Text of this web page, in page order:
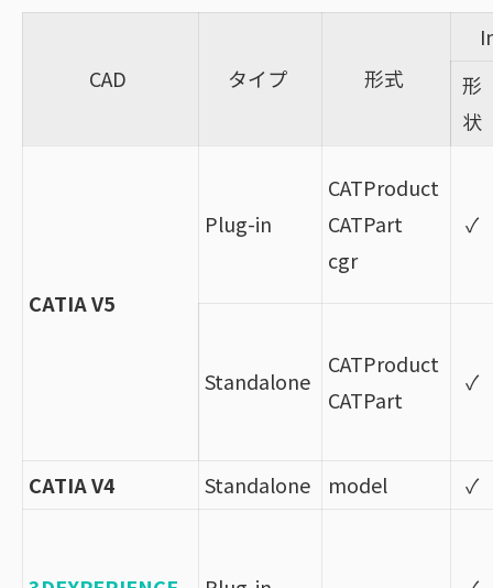
CAD タイプ 形式
形
状
CATIA V5
Plug-in
CATProduct
CATPart
cgr
✓
Standalone
CATProduct
CATPart
✓
CATIA V4 Standalone model ✓